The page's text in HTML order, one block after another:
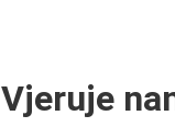
Vjeruje